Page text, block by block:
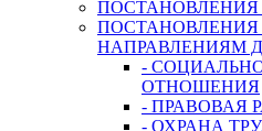
НАПРАВЛЕНИЯМ
-
ОТНОШЕНИЯ
- ПРАВОВАЯ
- ОХРАНА